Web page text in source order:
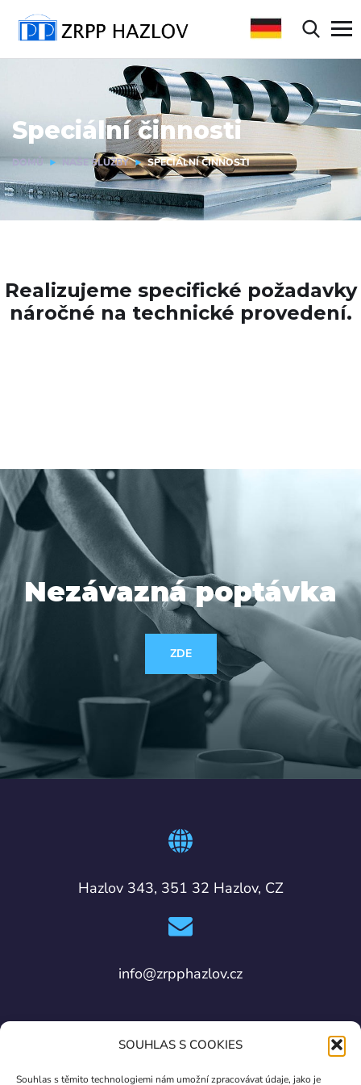
SOUHLAS S COOKIES
Souhlas s těmito technologiemi nám umožní zpracovávat údaje, jako je
Speciální činnosti
DOMŮ NAŠE SLUŽBY SPECIÁLNÍ ČINNOSTI
Realizujeme specifické požadavky
náročné na technické provedení.
Nezávazná poptávka
ZDE
Hazlov 343, 351 32 Hazlov, CZ
info@zrpphazlov.cz